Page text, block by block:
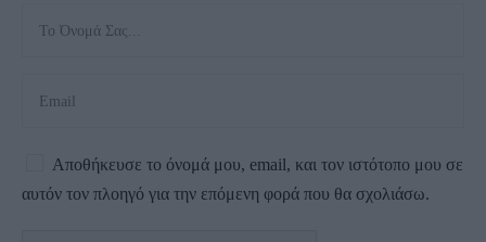
Αποθήκευσε το όνομά μου, email, και τον ιστότοπο μου σε
αυτόν τον πλοηγό για την επόμενη φορά που θα σχολιάσω.